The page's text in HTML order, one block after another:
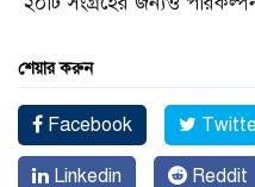
শেয়ার করুন
Facebook
Linkedin Reddit